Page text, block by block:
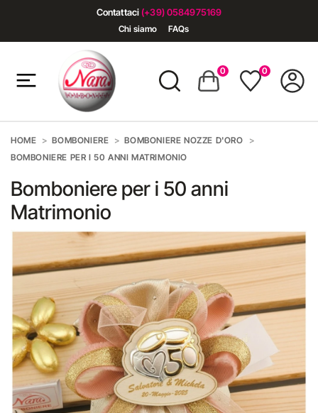
Contattaci (+39) 0584975169
Chi siamo FAQs
0 0
HOME BOMBONIERE
BOMBONIERE NOZZE D'ORO
BOMBONIERE PER I 50 ANNI MATRIMONIO
Bomboniere per i 50 anni
Matrimonio